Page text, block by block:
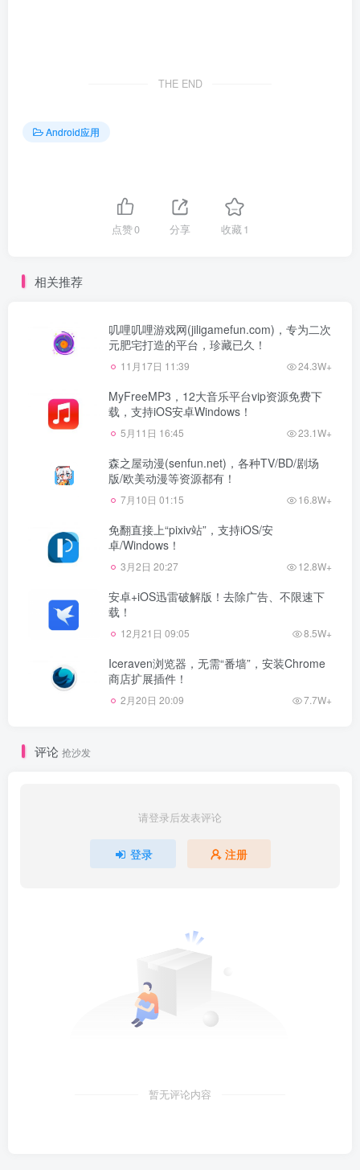
THE END
Android应用
点赞0 分享 收藏1
相关推荐
叽哩叽哩游戏网(jiligamefun.com)，专为二次
元肥宅打造的平台，珍藏已久！
11月17日 11:39 24.3W+
MyFreeMP3，12大音乐平台vip资源免费下
载，支持iOS安卓Windows！
5月11日 16:45 23.1W+
森之屋动漫(senfun.net)，各种TV/BD/剧场
版/欧美动漫等资源都有！
7月10日 01:15 16.8W+
免翻直接上“pixiv站”，支持iOS/安
卓/Windows！
3月2日 20:27 12.8W+
安卓+iOS迅雷破解版！去除广告、不限速下
载！
12月21日 09:05 8.5W+
Iceraven浏览器，无需“番墙”，安装Chrome
商店扩展插件！
2月20日 20:09 7.7W+
评论 抢沙发
请登录后发表评论
登录 注册
暂无评论内容